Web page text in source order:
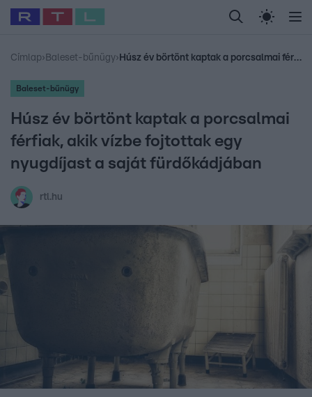
Legfrissebb RTL Híradó Randi Celeb vagyok,
Babits Marcella Most Wanted Gallusz
Címlap› Baleset-bűnügy› Húsz év börtönt kaptak a porcsalmai férfiak, akik vízbe fojtottak egy nyugdíjast a saját fürdőkádjában
Baleset-bűnügy
Húsz év börtönt kaptak a porcsalmai
férfiak, akik vízbe fojtottak egy
nyugdíjast a saját fürdőkádjában
rtl.hu